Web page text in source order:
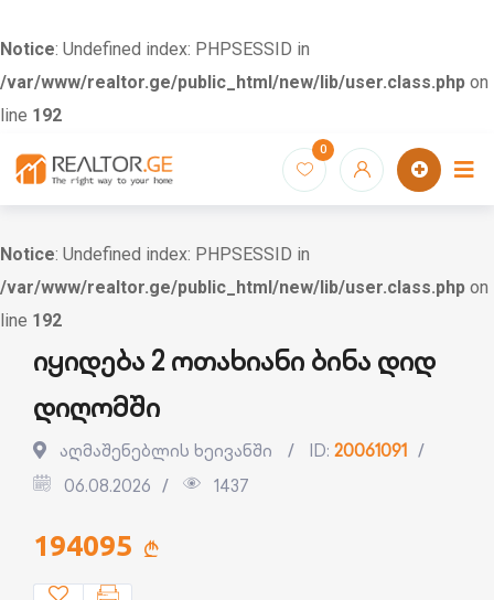
Notice: Undefined index: PHPSESSID in
/var/www/realtor.ge/public_html/new/lib/user.class.php on
line 192
0
Notice: Undefined index: PHPSESSID in
/var/www/realtor.ge/public_html/new/lib/user.class.php on
line 192
იყიდება 2 ოთახიანი ბინა დიდ
დიღომში
აღმაშენებლის ხეივანში ID: 20061091
06.08.2026
1437
194095